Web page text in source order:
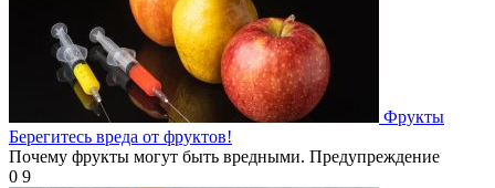
Фрукты
Берегитесь вреда от фруктов!
Почему фрукты могут быть вредными. Предупреждение
0 9